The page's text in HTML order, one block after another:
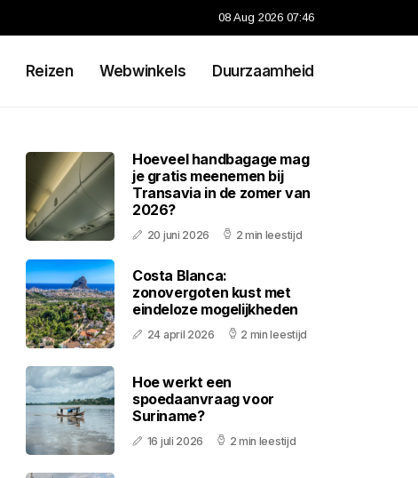
08 Aug 2026 07:46
Reizen Webwinkels Duurzaamheid
Hoeveel handbagage mag
je gratis meenemen bij
Transavia in de zomer van
2026?
20 juni 2026 2 min leestijd
Costa Blanca:
zonovergoten kust met
eindeloze mogelijkheden
24 april 2026 2 min leestijd
Hoe werkt een
spoedaanvraag voor
Suriname?
16 juli 2026 2 min leestijd